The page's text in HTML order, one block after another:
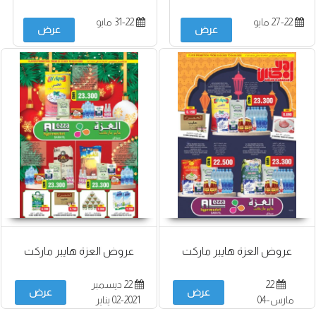
27-22 مايو
عرض
31-22 مايو
عرض
عروض العزة هايبر ماركت
22
مارس-04
عرض
عروض العزة هايبر ماركت
22 ديسمبر
2021-02 يناير
عرض